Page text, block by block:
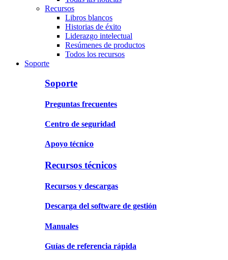
Recursos
Libros blancos
Historias de éxito
Liderazgo intelectual
Resúmenes de productos
Todos los recursos
Soporte
Soporte
Preguntas frecuentes
Centro de seguridad
Apoyo técnico
Recursos técnicos
Recursos y descargas
Descarga del software de gestión
Manuales
Guías de referencia rápida